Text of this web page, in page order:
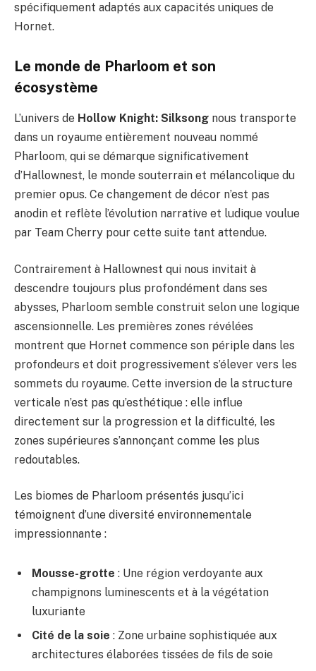
spécifiquement adaptés aux capacités uniques de
Hornet.
Le monde de Pharloom et son
écosystème
L’univers de Hollow Knight: Silksong nous transporte
dans un royaume entièrement nouveau nommé
Pharloom, qui se démarque significativement
d’Hallownest, le monde souterrain et mélancolique du
premier opus. Ce changement de décor n’est pas
anodin et reflète l’évolution narrative et ludique voulue
par Team Cherry pour cette suite tant attendue.
Contrairement à Hallownest qui nous invitait à
descendre toujours plus profondément dans ses
abysses, Pharloom semble construit selon une logique
ascensionnelle. Les premières zones révélées
montrent que Hornet commence son périple dans les
profondeurs et doit progressivement s’élever vers les
sommets du royaume. Cette inversion de la structure
verticale n’est pas qu’esthétique : elle influe
directement sur la progression et la difficulté, les
zones supérieures s’annonçant comme les plus
redoutables.
Les biomes de Pharloom présentés jusqu’ici
témoignent d’une diversité environnementale
impressionnante :
Mousse-grotte : Une région verdoyante aux
champignons luminescents et à la végétation
luxuriante
Cité de la soie : Zone urbaine sophistiquée aux
architectures élaborées tissées de fils de soie